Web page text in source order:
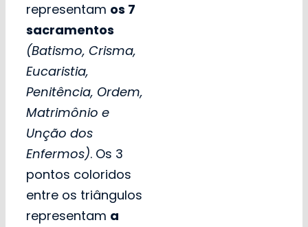
representam os 7
sacramentos
(Batismo, Crisma,
Eucaristia,
Penitência, Ordem,
Matrimônio e
Unção dos
Enfermos). Os 3
pontos coloridos
entre os triângulos
representam a